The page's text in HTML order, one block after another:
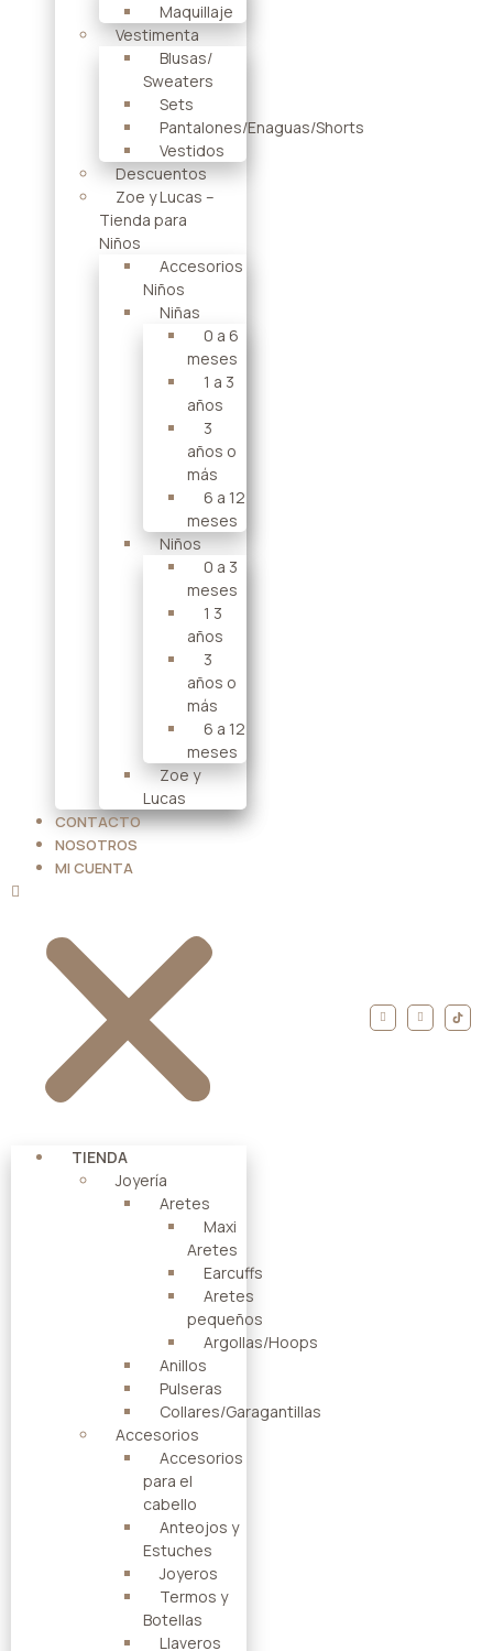
Maquillaje
Vestimenta
Blusas/
Sweaters
Sets
Pantalones/Enaguas/Shorts
Vestidos
Descuentos
Zoe y Lucas –
Tienda para
Niños
Accesorios
Niños
Niñas
0 a 6
meses
1 a 3
años
3
años o
más
6 a 12
meses
Niños
0 a 3
meses
1 3
años
3
años o
más
6 a 12
meses
Zoe y
Lucas
CONTACTO
NOSOTROS
MI CUENTA
TIENDA
Joyería
Aretes
Maxi
Aretes
Earcuffs
Aretes
pequeños
Argollas/Hoops
Anillos
Pulseras
Collares/Garagantillas
Accesorios
Accesorios
para el
cabello
Anteojos y
Estuches
Joyeros
Termos y
Botellas
Llaveros